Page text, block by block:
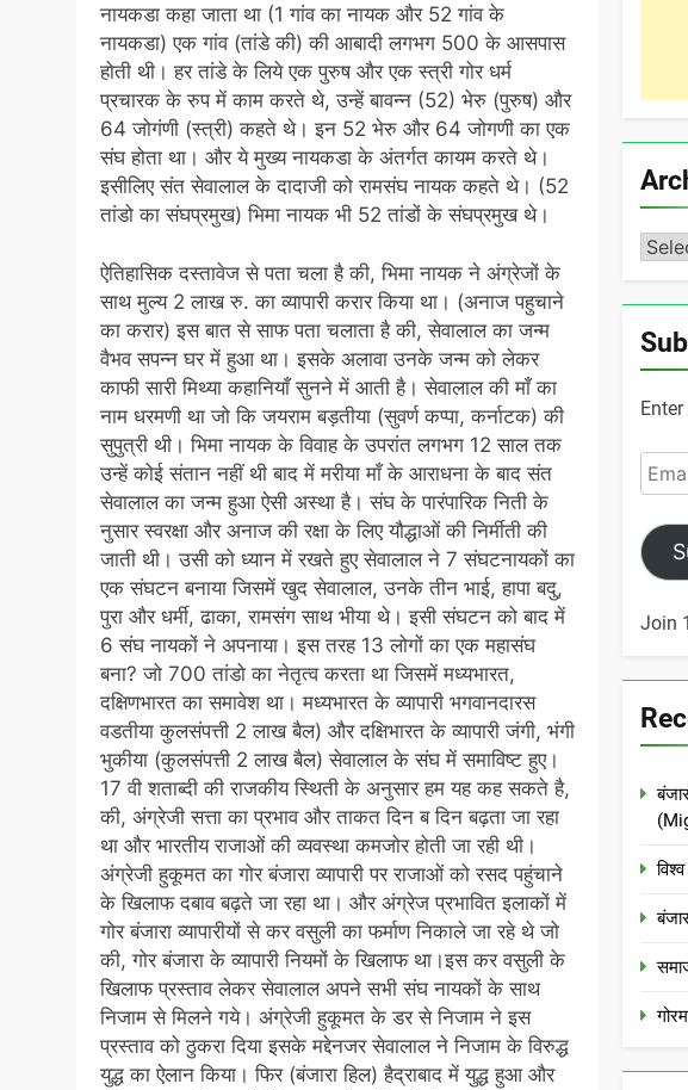
नायकडा कहा जाता था (1 गांव का नायक और 52 गांव के
नायकडा) एक गांव (तांडे की) की आबादी लगभग 500 के आसपास
होती थी। हर तांडे के लिये एक पुरुष और एक स्त्री गोर धर्म
प्रचारक के रुप में काम करते थे, उन्हें बावन्न (52) भेरु (पुरुष) और
64 जोगंणी (स्त्री) कहते थे। इन 52 भेरु और 64 जोगणी का एक
संघ होता था। और ये मुख्य नायकडा के अंतर्गत कायम करते थे।
इसीलिए संत सेवालाल के दादाजी को रामसंघ नायक कहते थे। (52
तांडो का संघप्रमुख) भिमा नायक भी 52 तांडों के संघप्रमुख थे।
ऐतिहासिक दस्तावेज से पता चला है की, भिमा नायक ने अंग्रेजों के
साथ मुल्य 2 लाख रु. का व्यापारी करार किया था। (अनाज पहुचाने
का करार) इस बात से साफ पता चलाता है की, सेवालाल का जन्म
वैभव सपन्न घर में हुआ था। इसके अलावा उनके जन्म को लेकर
काफी सारी मिथ्या कहानियाँ सुनने में आती है। सेवालाल की माँ का
नाम धरमणी था जो कि जयराम बड़तीया (सुवर्ण कप्पा, कर्नाटक) की
सुपुत्री थी। भिमा नायक के विवाह के उपरांत लगभग 12 साल तक
उन्हें कोई संतान नहीं थी बाद में मरीया माँ के आराधना के बाद संत
सेवालाल का जन्म हुआ ऐसी अस्था है। संघ के पारंपारिक निती के
नुसार स्वरक्षा और अनाज की रक्षा के लिए यौद्धाओं की निर्मीती की
जाती थी। उसी को ध्यान में रखते हुए सेवालाल ने 7 संघटनायकों का
एक संघटन बनाया जिसमें खुद सेवालाल, उनके तीन भाई, हापा बदु,
पुरा और धर्मी, ढाका, रामसंग साथ भीया थे। इसी संघटन को बाद में
6 संघ नायकों ने अपनाया। इस तरह 13 लोगों का एक महासंघ
बना? जो 700 तांडो का नेतृत्व करता था जिसमें मध्यभारत,
दक्षिणभारत का समावेश था। मध्यभारत के व्यापारी भगवानदारस
वडतीया कुलसंपत्ती 2 लाख बैल) और दक्षिभारत के व्यापारी जंगी, भंगी
भुकीया (कुलसंपत्ती 2 लाख बैल) सेवालाल के संघ में समाविष्ट हुए।
17 वी शताब्दी की राजकीय स्थिती के अनुसार हम यह कह सकते है,
की, अंग्रेजी सत्ता का प्रभाव और ताकत दिन ब दिन बढ़ता जा रहा
था और भारतीय राजाओं की व्यवस्था कमजोर होती जा रही थी।
अंग्रेजी हुकूमत का गोर बंजारा व्यापारी पर राजाओं को रसद पहुंचाने
के खिलाफ दबाव बढ़ते जा रहा था। और अंग्रेज प्रभावित इलाकों में
गोर बंजारा व्यापारीयों से कर वसुली का फर्माण निकाले जा रहे थे जो
की, गोर बंजारा के व्यापारी नियमों के खिलाफ था।इस कर वसुली के
खिलाफ प्रस्ताव लेकर सेवालाल अपने सभी संघ नायकों के साथ
निजाम से मिलने गये। अंग्रेजी हुकूमत के डर से निजाम ने इस
प्रस्ताव को ठुकरा दिया इसके मद्देनजर सेवालाल ने निजाम के विरुद्ध
युद्ध का ऐलान किया। फिर (बंजारा हिल) हैद्राबाद में युद्ध हुआ और
Email
Join